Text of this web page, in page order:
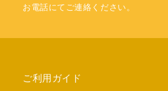
お電話にてご連絡ください。
ご利用ガイド